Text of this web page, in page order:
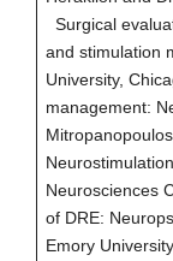
Surgical
and stimulation
University,
management:
Neurosciences
of DRE:
Emory